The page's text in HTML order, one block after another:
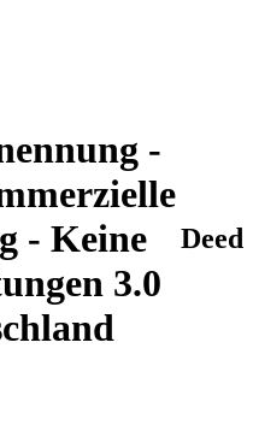
-
- Keine
3.0
Deed